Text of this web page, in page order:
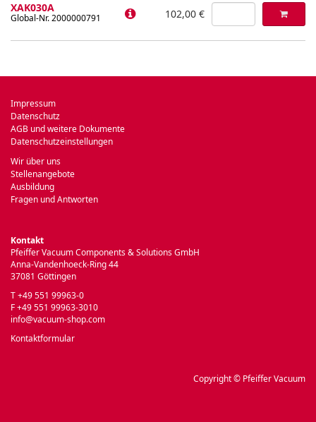
XAK030A
Global-Nr. 2000000791 102,00 €
Impressum
Datenschutz
AGB und weitere Dokumente
Datenschutzeinstellungen
Wir über uns
Stellenangebote
Ausbildung
Fragen und Antworten
Kontakt
Pfeiffer Vacuum Components & Solutions GmbH
Anna-Vandenhoeck-Ring 44
37081 Göttingen
T +49 551 99963-0
F +49 551 99963-3010
info@vacuum-shop.com
Kontaktformular
Copyright © Pfeiffer Vacuum